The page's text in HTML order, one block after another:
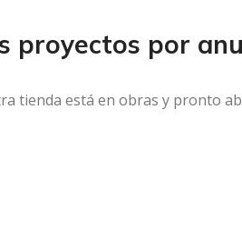
proyectos por
tienda está en obras y pronto